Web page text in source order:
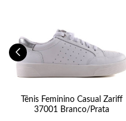
Tênis Feminino Casual Zariff
37001 Branco/Prata